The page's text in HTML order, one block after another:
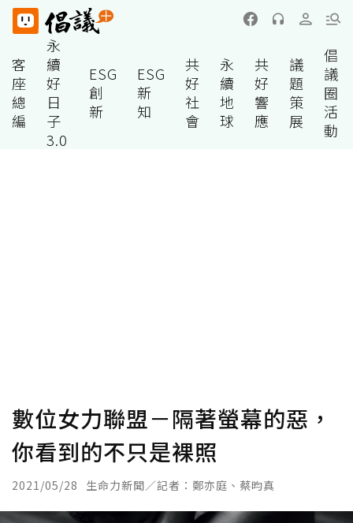
客
座
總
編
永
續
好
日
子
3.0
ESG
創
新
ESG
新
知
共
好
社
會
永
續
地
球
共
好
響
應
議
題
策
展
倡
議
圈
活
動
數位女力聯盟－隔著螢幕的惡，
你看到的不只是裸照
2021/05/28 生命力新聞／記者：鄭亦庭、蔡昀真